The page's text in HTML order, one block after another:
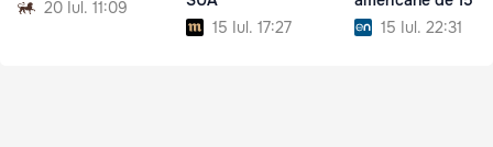
20 Iul. 11:09
15 Iul. 17:27
15 Iul. 22:31